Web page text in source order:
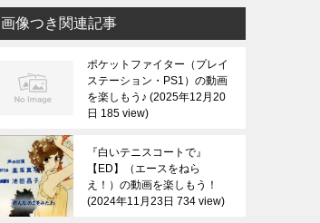
画像つき関連記事
ポケットファイター（プレイ
ステーション・PS1）の動画
を楽しもう♪ 2025年12月20
日 185 view
『白いテニスコートで』
【ED】（エースをねら
え！）の動画を楽しもう！
2024年11月23日 734 view